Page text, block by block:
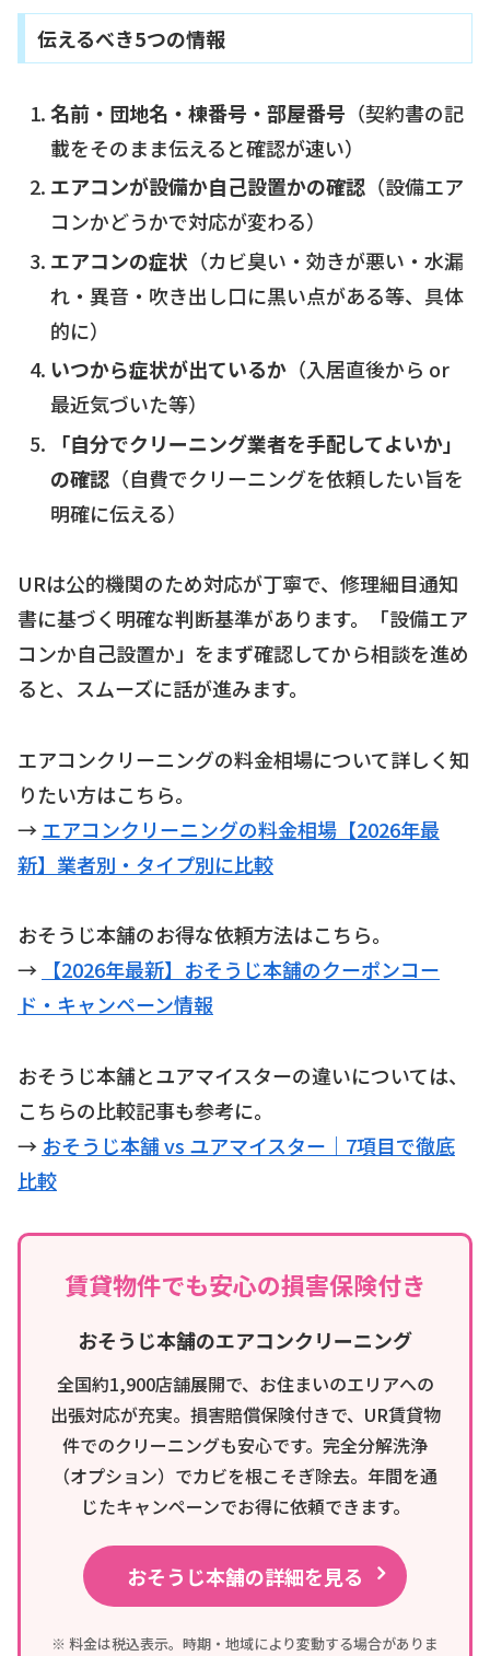
伝えるべき5つの情報
名前・団地名・棟番号・部屋番号 （契約書の記
載をそのまま伝えると確認が速い）
エアコンが設備か自己設置かの確認（設備エア
コンかどうかで対応が変わる）
エアコンの症状 （カビ臭い・効きが悪い・水漏
れ・異音・吹き出し口に黒い点がある等、具体
的に）
いつから症状が出ているか（入居直後から or
最近気づいた等）
「自分でクリーニング業者を手配してよいか」
の確認（自費でクリーニングを依頼したい旨を
明確に伝える）
URは公的機関のため対応が丁寧で、修理細目通知
書に基づく明確な判断基準があります。「設備エア
コンか自己設置か」をまず確認してから相談を進め
ると、スムーズに話が進みます。
エアコンクリーニングの料金相場について詳しく知
りたい方はこちら。
→ エアコンクリーニングの料金相場【2026年最
新】業者別・タイプ別に比較
おそうじ本舗のお得な依頼方法はこちら。
→
【2026年最新】おそうじ本舗のクーポンコー
ド・キャンペーン情報
おそうじ本舗とユアマイスターの違いについては、
こちらの比較記事も参考に。
→ おそうじ本舗 vs ユアマイスター｜7項目で徹底
比較
賃貸物件でも安心の損害保険付き
おそうじ本舗のエアコンクリーニング
全国約1,900店舗展開で、お住まいのエリアへの
出張対応が充実。損害賠償保険付きで、UR賃貸物
件でのクリーニングも安心です。完全分解洗浄
（オプション）でカビを根こそぎ除去。年間を通
じたキャンペーンでお得に依頼できます。
おそうじ本舗の詳細を見る
※ 料金は税込表示。時期・地域により変動する場合がありま